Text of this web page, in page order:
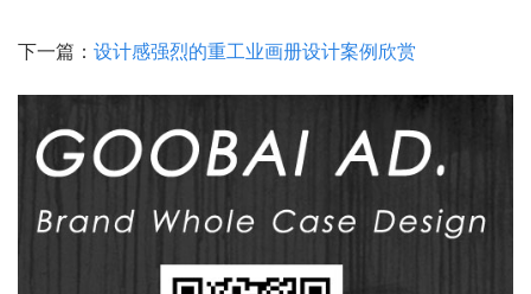
下一篇： 设计感强烈的重工业画册设计案例欣赏